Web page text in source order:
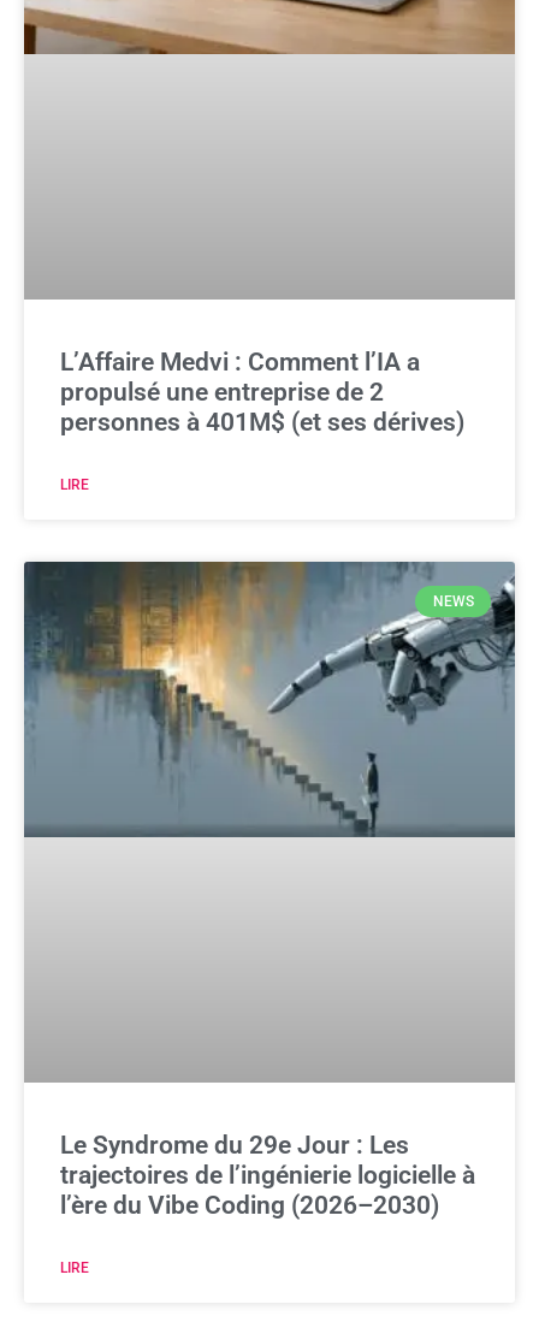
L’Affaire Medvi : Comment l’IA a
propulsé une entreprise de 2
personnes à 401M$ (et ses dérives)
LIRE
NEWS
Le Syndrome du 29e Jour : Les
trajectoires de l’ingénierie logicielle à
l’ère du Vibe Coding (2026–2030)
LIRE